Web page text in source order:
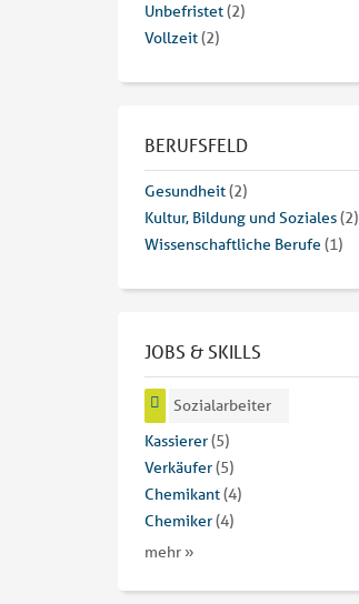
Unbefristet(2)
Vollzeit(2)
BERUFSFELD
Gesundheit(2)
Kultur, Bildung und Soziales(2)
Wissenschaftliche Berufe (1)
JOBS & SKILLS
Sozialarbeiter
Kassierer(5)
Verkäufer(5)
Chemikant(4)
Chemiker(4)
mehr »